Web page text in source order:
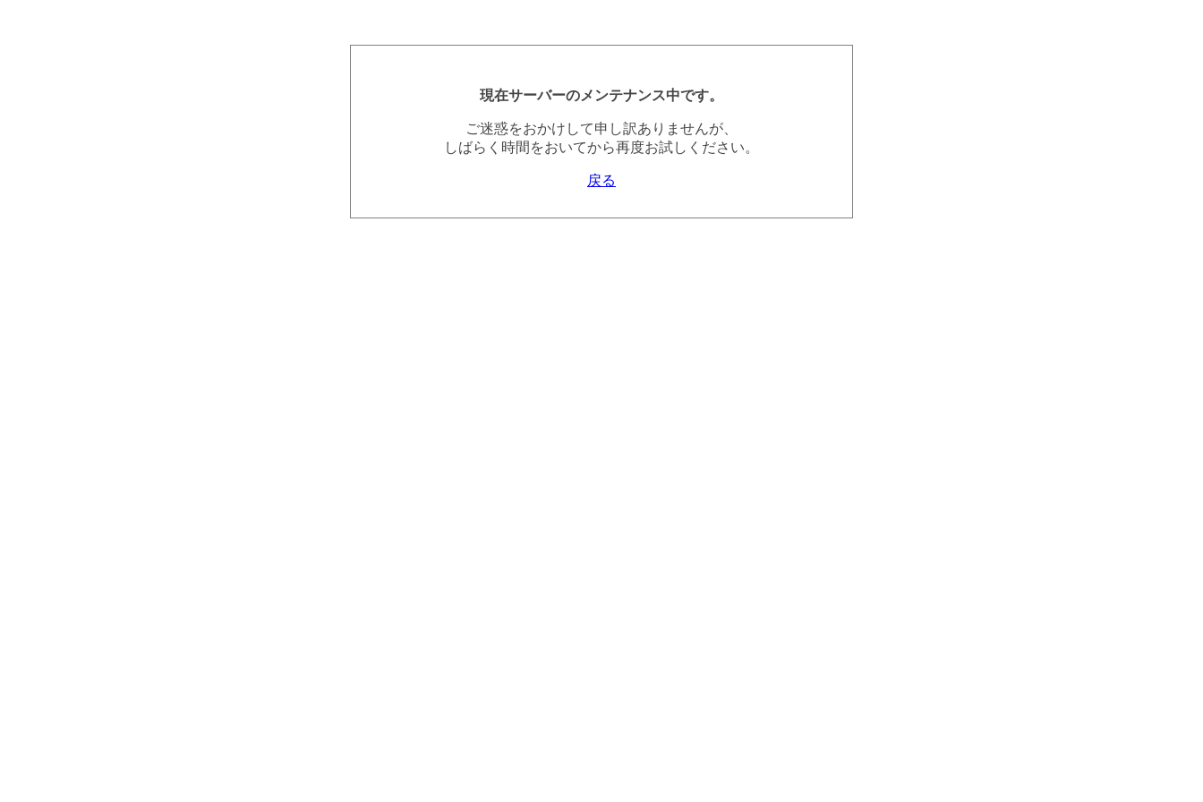
現在サーバーのメンテナンス中です。
ご迷惑をおかけして申し訳ありませんが、
しばらく時間をおいてから再度お試しください。
戻る